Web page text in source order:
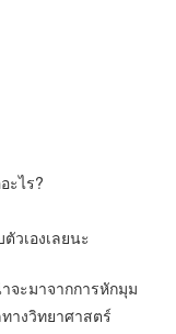
ะไร?
วเองเลยนะ
จะมาจากการหักมุม
างวิทยาศาสตร์